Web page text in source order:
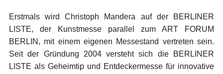
Erstmals wird Christoph Mandera auf der BERLINER
LISTE, der Kunstmesse parallel zum ART FORUM
BERLIN, mit einem eigenen Messestand vertreten sein.
Seit der Gründung 2004 versteht sich die BERLINER
LISTE als Geheimtip und Entdeckermesse für innovative